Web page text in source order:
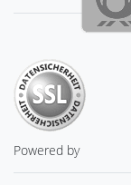
Powered by